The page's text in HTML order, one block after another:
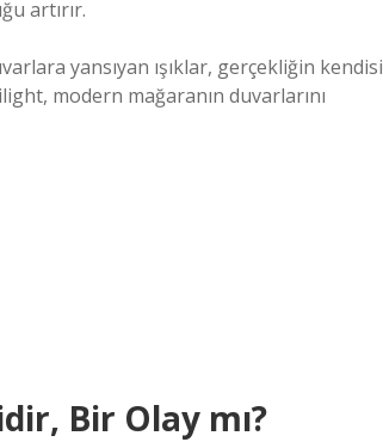
artırır.
yansıyan ışıklar, gerçekliğin kendisi
modern mağaranın duvarlarını
Bir Olay mı?